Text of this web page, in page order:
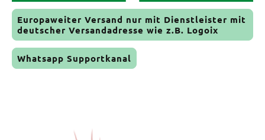
Europaweiter Versand nur mit Dienstleister mit
deutscher Versandadresse wie z.B. Logoix
Whatsapp Supportkanal